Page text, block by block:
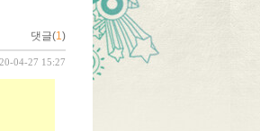
댓글(1)
04-27 15:27